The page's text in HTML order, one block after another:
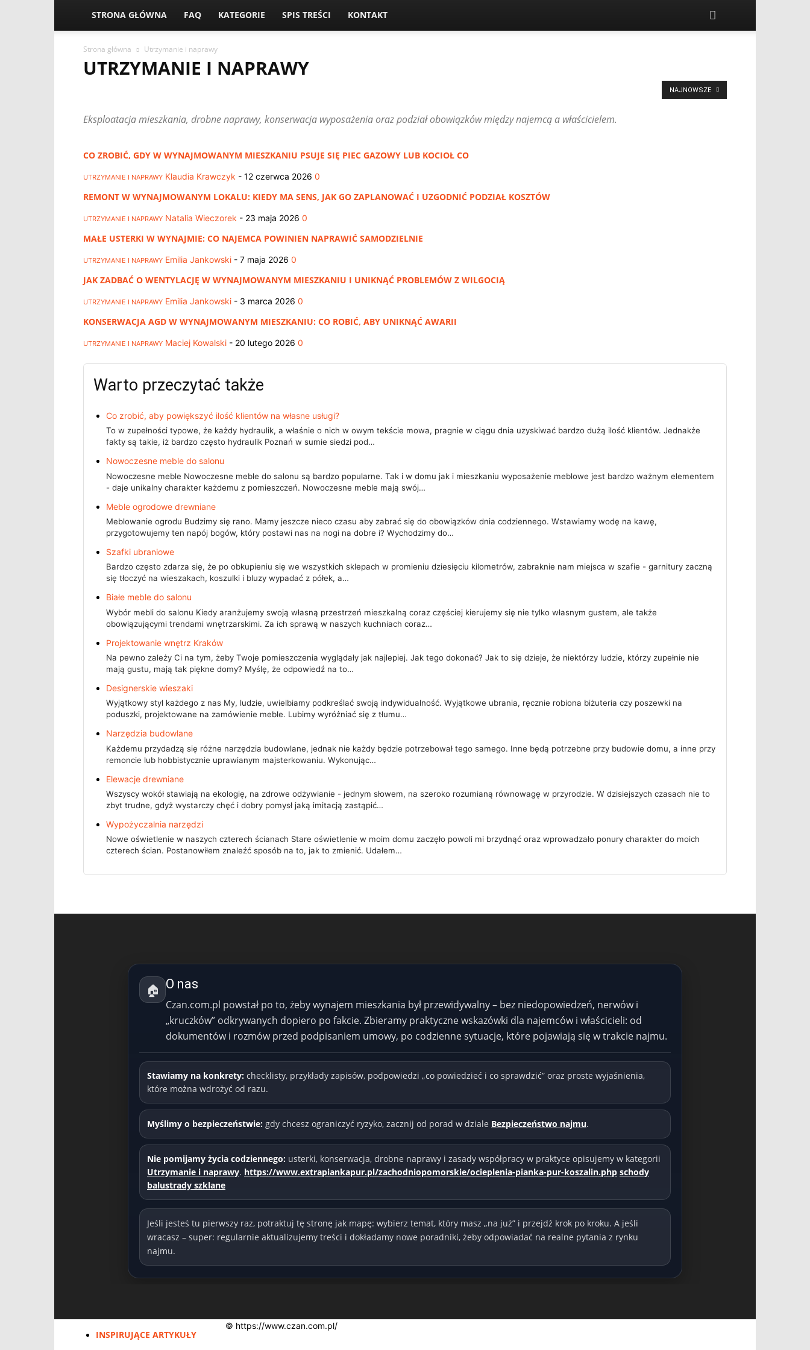
STRONA GŁÓWNA FAQ KATEGORIE SPIS TREŚCI KONTAKT
Strona główna Utrzymanie i naprawy
UTRZYMANIE I NAPRAWY
UTRZYMANIE I NAPRAWY
WYNAJEM MIESZKAŃ ŻYCIE NA WYNAJMIE
Eksploatacja mieszkania, drobne naprawy, konserwacja wyposażenia oraz podział obowiązków między najemcą a właścicielem.
NAJNOWSZE
CO ZROBIĆ, GDY W WYNAJMOWANYM MIESZKANIU PSUJE SIĘ PIEC GAZOWY LUB KOCIOŁ CO
UTRZYMANIE I NAPRAWY Klaudia Krawczyk - 12 czerwca 2026 0
REMONT W WYNAJMOWANYM LOKALU: KIEDY MA SENS, JAK GO ZAPLANOWAĆ I UZGODNIĆ PODZIAŁ KOSZTÓW
UTRZYMANIE I NAPRAWY Natalia Wieczorek - 23 maja 2026 0
MAŁE USTERKI W WYNAJMIE: CO NAJEMCA POWINIEN NAPRAWIĆ SAMODZIELNIE
UTRZYMANIE I NAPRAWY Emilia Jankowski - 7 maja 2026 0
JAK ZADBAĆ O WENTYLACJĘ W WYNAJMOWANYM MIESZKANIU I UNIKNĄĆ PROBLEMÓW Z WILGOCIĄ
UTRZYMANIE I NAPRAWY Emilia Jankowski - 3 marca 2026 0
KONSERWACJA AGD W WYNAJMOWANYM MIESZKANIU: CO ROBIĆ, ABY UNIKNĄĆ AWARII
UTRZYMANIE I NAPRAWY Maciej Kowalski - 20 lutego 2026 0
Warto przeczytać także
Co zrobić, aby powiększyć ilość klientów na własne usługi?
To w zupełności typowe, że każdy hydraulik, a właśnie o nich w owym tekście mowa, pragnie w ciągu dnia uzyskiwać bardzo dużą ilość klientów. Jednakże
fakty są takie, iż bardzo często hydraulik Poznań w sumie siedzi pod…
Nowoczesne meble do salonu
Nowoczesne meble Nowoczesne meble do salonu są bardzo popularne. Tak i w domu jak i mieszkaniu wyposażenie meblowe jest bardzo ważnym elementem
- daje unikalny charakter każdemu z pomieszczeń. Nowoczesne meble mają swój…
Meble ogrodowe drewniane
Meblowanie ogrodu Budzimy się rano. Mamy jeszcze nieco czasu aby zabrać się do obowiązków dnia codziennego. Wstawiamy wodę na kawę,
przygotowujemy ten napój bogów, który postawi nas na nogi na dobre i? Wychodzimy do…
Szafki ubraniowe
Bardzo często zdarza się, że po obkupieniu się we wszystkich sklepach w promieniu dziesięciu kilometrów, zabraknie nam miejsca w szafie - garnitury zaczną
się tłoczyć na wieszakach, koszulki i bluzy wypadać z półek, a…
Białe meble do salonu
Wybór mebli do salonu Kiedy aranżujemy swoją własną przestrzeń mieszkalną coraz częściej kierujemy się nie tylko własnym gustem, ale także
obowiązującymi trendami wnętrzarskimi. Za ich sprawą w naszych kuchniach coraz…
Projektowanie wnętrz Kraków
Na pewno zależy Ci na tym, żeby Twoje pomieszczenia wyglądały jak najlepiej. Jak tego dokonać? Jak to się dzieje, że niektórzy ludzie, którzy zupełnie nie
mają gustu, mają tak piękne domy? Myślę, że odpowiedź na to…
Designerskie wieszaki
Wyjątkowy styl każdego z nas My, ludzie, uwielbiamy podkreślać swoją indywidualność. Wyjątkowe ubrania, ręcznie robiona biżuteria czy poszewki na
poduszki, projektowane na zamówienie meble. Lubimy wyróżniać się z tłumu…
Narzędzia budowlane
Każdemu przydadzą się różne narzędzia budowlane, jednak nie każdy będzie potrzebował tego samego. Inne będą potrzebne przy budowie domu, a inne przy
remoncie lub hobbistycznie uprawianym majsterkowaniu. Wykonując…
Elewacje drewniane
Wszyscy wokół stawiają na ekologię, na zdrowe odżywianie - jednym słowem, na szeroko rozumianą równowagę w przyrodzie. W dzisiejszych czasach nie to
zbyt trudne, gdyż wystarczy chęć i dobry pomysł jaką imitacją zastąpić…
Wypożyczalnia narzędzi
Nowe oświetlenie w naszych czterech ścianach Stare oświetlenie w moim domu zaczęło powoli mi brzydnąć oraz wprowadzało ponury charakter do moich
czterech ścian. Postanowiłem znaleźć sposób na to, jak to zmienić. Udałem…
🏠 O nas
Czan.com.pl powstał po to, żeby wynajem mieszkania był przewidywalny – bez niedopowiedzeń, nerwów i
„kruczków” odkrywanych dopiero po fakcie. Zbieramy praktyczne wskazówki dla najemców i właścicieli: od
dokumentów i rozmów przed podpisaniem umowy, po codzienne sytuacje, które pojawiają się w trakcie najmu.
Stawiamy na konkrety: checklisty, przykłady zapisów, podpowiedzi „co powiedzieć i co sprawdzić” oraz proste wyjaśnienia,
które można wdrożyć od razu.
Myślimy o bezpieczeństwie: gdy chcesz ograniczyć ryzyko, zacznij od porad w dziale Bezpieczeństwo najmu.
Nie pomijamy życia codziennego: usterki, konserwacja, drobne naprawy i zasady współpracy w praktyce opisujemy w kategorii
Utrzymanie i naprawy. https://www.extrapiankapur.pl/zachodniopomorskie/ocieplenia-pianka-pur-koszalin.php schody
balustrady szklane
Jeśli jesteś tu pierwszy raz, potraktuj tę stronę jak mapę: wybierz temat, który masz „na już” i przejdź krok po kroku. A jeśli
wracasz – super: regularnie aktualizujemy treści i dokładamy nowe poradniki, żeby odpowiadać na realne pytania z rynku
najmu.
INSPIRUJĄCE ARTYKUŁY
© https://www.czan.com.pl/